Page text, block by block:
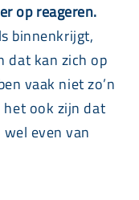
op reageren.
binnenkrijgt,
dat kan zich op
vaak niet zo’n
het ook zijn dat
even van